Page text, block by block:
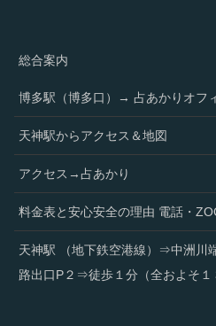
総合案内
博多駅（博多口）→ 占あかりオフ
天神駅からアクセス＆地図
アクセス→占あかり
料金表と安心安全の理由 電話・
天神駅 （地下鉄空港線）⇒中洲
路出口P２⇒徒歩１分（全およそ１